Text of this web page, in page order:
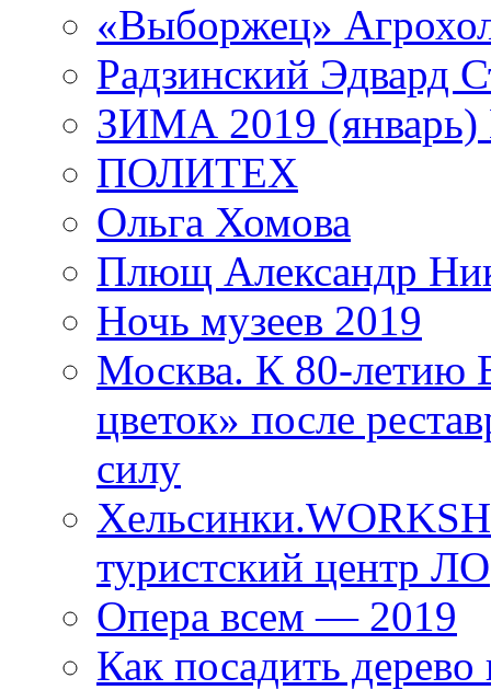
«Выборжец»
Радзинский Эдвард
ЗИМА 2019 (январь)
ПОЛИТЕХ
Ольга Хомова
Плющ Александр
Ночь музеев 2019
Москва. К 80-
цветок» после
силу
туристский центр ЛО
Опера всем — 2019
Как посадить дерево